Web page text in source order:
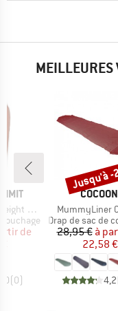
MEILLEURES
Liner
réduit
de
(0)
MARQUE
COCOON
Article
MummyLiner
Product group
Drap de sac de
Prix
28,95 € Prix
à
22,58 €
4,2
Remise
Jusqu'à -